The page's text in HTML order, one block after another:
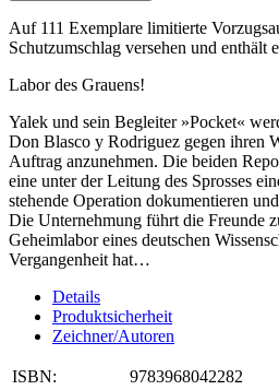
Auf 111 Exemplare limitierte
Schutzumschlag versehen und enthält
Labor des Grauens!
Yalek und sein Begleiter »Pocket«
Don Blasco y Rodriguez gegen ihren
Auftrag anzunehmen. Die beiden
eine unter der Leitung des Sprosses
stehende Operation dokumentieren
Die Unternehmung führt die Freunde
Geheimlabor eines deutschen
Vergangenheit hat…
Details
Produktsicherheit
Zeichner/Autoren
ISBN:
9783968042282